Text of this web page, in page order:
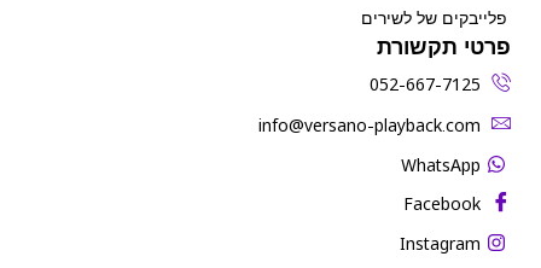
פלייבקים של לשירים
פרטי תקשורת
052-667-7125
‫info@versano-playback.com‬
WhatsApp
Facebook
Instagram